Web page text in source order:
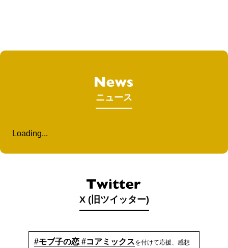
ニュース
Loading...
X (旧ツイッター)
#モブ子の恋 #コアミックスを付けて応援、感想